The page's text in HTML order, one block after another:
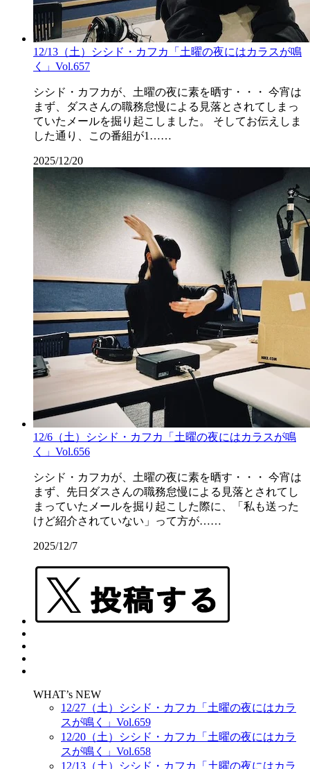
12/13（土）シシド・カフカ「土曜の夜にはカラスが鳴
く」Vol.657
シシド・カフカが、土曜の夜に素を晒す・・・ 今宵は
まず、ダスさんの職務怠慢による見落とされてしまっ
ていたメールを掘り起こしました。 そしてお伝えしま
した通り、この番組が1……
2025/12/20
12/6（土）シシド・カフカ「土曜の夜にはカラスが鳴
く」Vol.656
シシド・カフカが、土曜の夜に素を晒す・・・ 今宵は
まず、先日ダスさんの職務怠慢による見落とされてし
まっていたメールを掘り起こした際に、「私も送った
けど紹介されていない」って方が……
2025/12/7
WHAT’s NEW
12/27（土）シシド・カフカ「土曜の夜にはカラ
スが鳴く」Vol.659
12/20（土）シシド・カフカ「土曜の夜にはカラ
スが鳴く」Vol.658
12/13（土）シシド・カフカ「土曜の夜にはカラ